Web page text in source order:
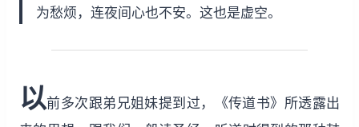
为愁烦，连夜间心也不安。这也是虚空。
以前多次跟弟兄姐妹提到过，《传道书》所透露出